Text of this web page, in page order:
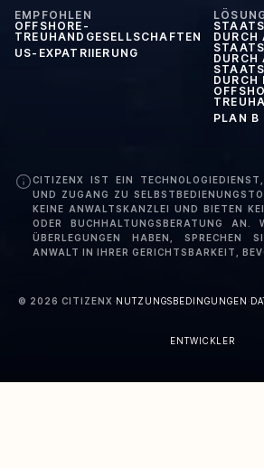
EMPFOHLEN
OFFSHORE-
TREUHANDGESELLSCHAFTEN
US-EXPATRIIERUNG
DURCH
DURCH
DURCH
PLAN B
CITIZENX IST EIN
UND ZUGANG ZU
KEINE ANWALTSKANZLEI UND BIETEN
ODER BUCHHALTUNGSBERATUNG AN.
ÜBERLEGUNGEN HABEN, SPRECHEN
ANWALT IN IHRER GERICHTSBARKEIT,
© 2026 CITIZENX ·NUTZUNGSBEDINGUNGEN ·
ENTWICKLER